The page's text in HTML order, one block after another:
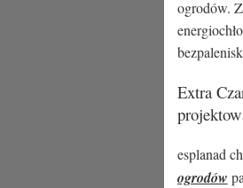
ogrodów.
Extra
esplanad
ogrodów